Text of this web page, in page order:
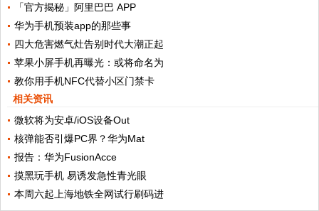
「官方揭秘」阿里巴巴 APP
华为手机预装app的那些事
四大危害燃气灶告别时代大潮正起
苹果小屏手机再曝光：或将命名为
教你用手机NFC代替小区门禁卡
相关资讯
微软将为安卓/iOS设备Out
核弹能否引爆PC界？华为Mat
报告：华为FusionAcce
摸黑玩手机 易诱发急性青光眼
本周六起上海地铁全网试行刷码进